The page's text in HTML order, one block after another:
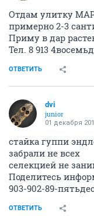
Отдам улитку
примерно 2-3
Приму в дар
Тел. 8 913
ОТВЕТИТЬ
dvi
junior
01 декабря
стайка гуппи
забрали не всех
селекцией не
Поделитесь
903-902-89-
ОТВЕТИТЬ